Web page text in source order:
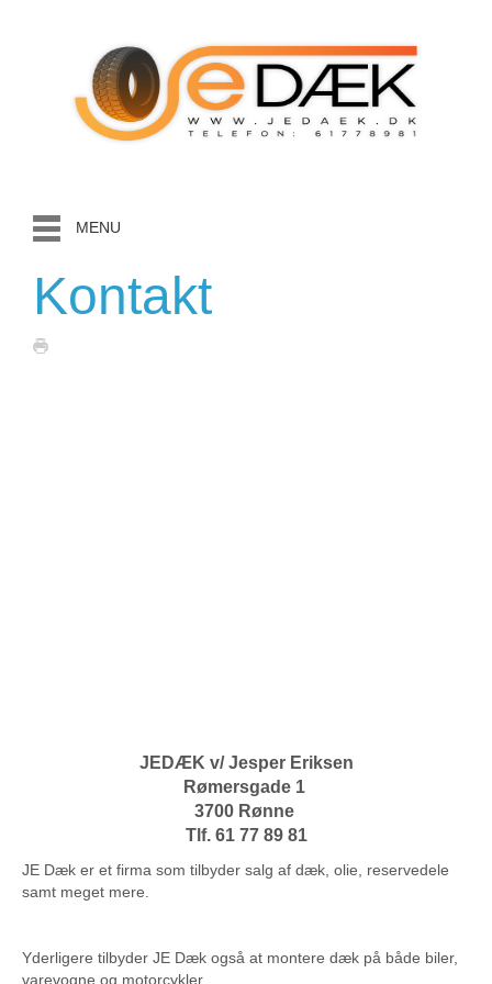
MENU
Kontakt
JEDÆK v/ Jesper Eriksen
Rømersgade 1
3700 Rønne
Tlf. 61 77 89 81
JE Dæk er et firma som tilbyder salg af dæk, olie, reservedele
samt meget mere.
Yderligere tilbyder JE Dæk også at montere dæk på både biler,
varevogne og motorcykler.